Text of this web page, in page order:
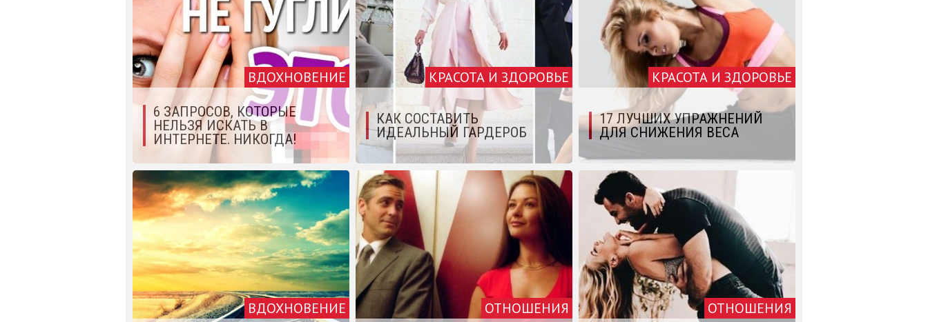
ВДОХНОВЕНИЕ
6 ЗАПРОСОВ, КОТОРЫЕ
НЕЛЬЗЯ ИСКАТЬ В
ИНТЕРНЕТЕ. НИКОГДА!
КРАСОТА И ЗДОРОВЬЕ
КАК СОСТАВИТЬ
ИДЕАЛЬНЫЙ ГАРДЕРОБ
КРАСОТА И ЗДОРОВЬЕ
17 ЛУЧШИХ УПРАЖНЕНИЙ
ДЛЯ СНИЖЕНИЯ ВЕСА
ВДОХНОВЕНИЕ ОТНОШЕНИЯ ОТНОШЕНИЯ